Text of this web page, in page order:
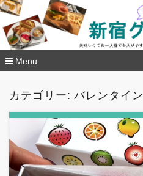
新宿グルメ食べ歩き
Menu
カテゴリー: バレンタイン